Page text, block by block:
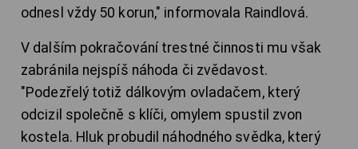
odnesl vždy 50 korun," informovala Raindlová.
V dalším pokračování trestné činnosti mu však
zabránila nejspíš náhoda či zvědavost.
"Podezřelý totiž dálkovým ovladačem, který
odcizil společně s klíči, omylem spustil zvon
kostela. Hluk probudil náhodného svědka, který